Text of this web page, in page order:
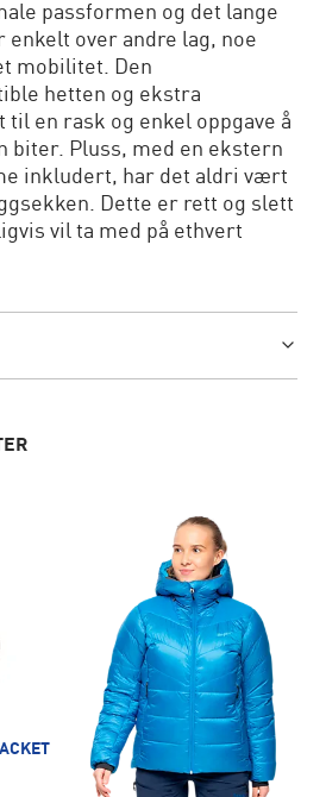
passformen og det lange
enkelt over andre lag, noe
mobilitet. Den
hetten og ekstra
en rask og enkel oppgave å
biter. Pluss, med en ekstern
inkludert, har det aldri vært
Dette er rett og slett
vil ta med på ethvert